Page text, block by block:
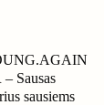
Sausas
sausiems